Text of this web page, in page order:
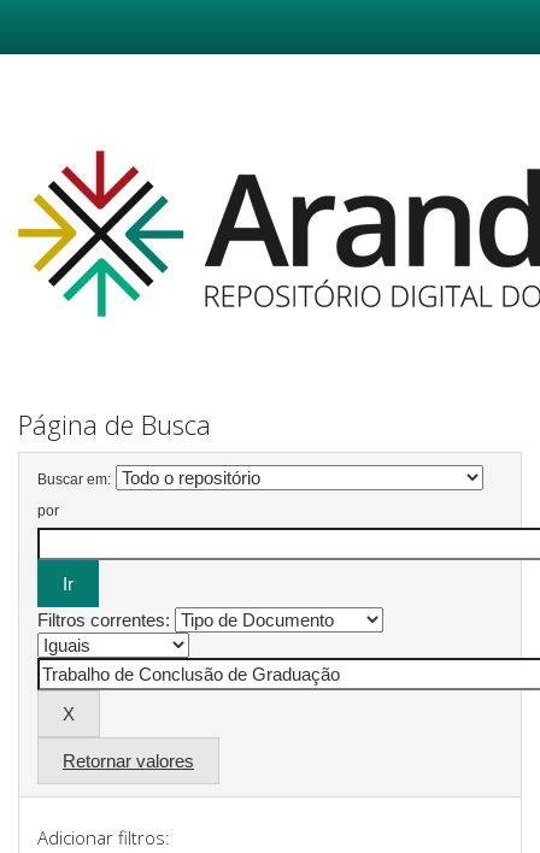
Página de Busca
Buscar em:
por
Filtros correntes:
Retornar valores
Adicionar filtros: